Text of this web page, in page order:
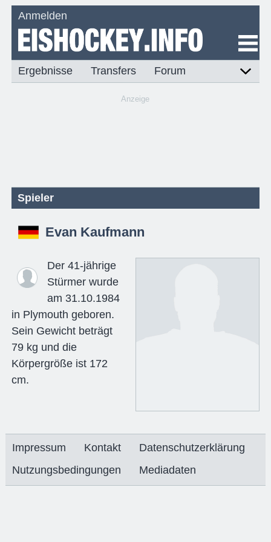
Anmelden
Ergebnisse Transfers Forum
Anzeige
Spieler
Evan Kaufmann
Der 41-jährige
Stürmer wurde
am 31.10.1984
in Plymouth geboren.
Sein Gewicht beträgt
79 kg und die
Körpergröße ist 172
cm.
Impressum Kontakt
Datenschutzerklärung
Nutzungsbedingungen
Mediadaten